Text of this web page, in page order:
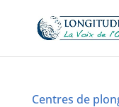
Centres de